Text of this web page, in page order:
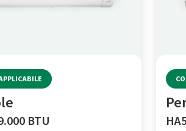
BTU